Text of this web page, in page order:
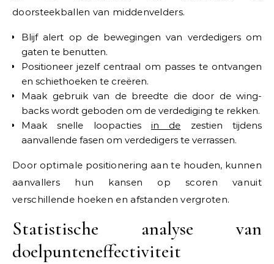
doorsteekballen van middenvelders.
Blijf alert op de bewegingen van verdedigers om
gaten te benutten.
Positioneer jezelf centraal om passes te ontvangen
en schiethoeken te creëren.
Maak gebruik van de breedte die door de wing-
backs wordt geboden om de verdediging te rekken.
Maak snelle loopacties in de zestien tijdens
aanvallende fasen om verdedigers te verrassen.
Door optimale positionering aan te houden, kunnen
aanvallers hun kansen op scoren vanuit
verschillende hoeken en afstanden vergroten.
Statistische analyse van
doelpunteneffectiviteit